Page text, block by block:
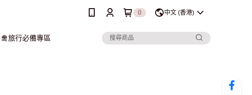
0 中文 (香港)
🛅旅行必備專區